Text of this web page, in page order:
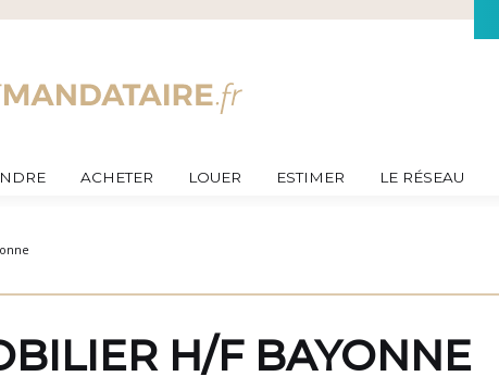
ACHETER LOUER ESTIMER LE RÉSEAU
H/F BAYONNE